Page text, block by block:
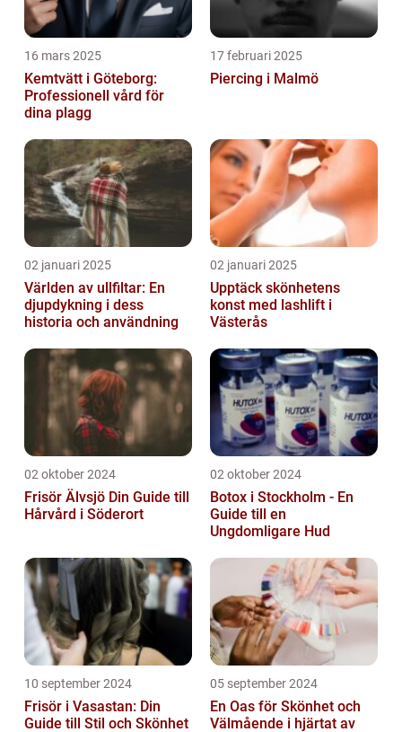
16 mars 2025
Kemtvätt i Göteborg:
Professionell vård för
dina plagg
17 februari 2025
Piercing i Malmö
02 januari 2025
Världen av ullfiltar: En
djupdykning i dess
historia och användning
02 januari 2025
Upptäck skönhetens
konst med lashlift i
Västerås
02 oktober 2024
Frisör Älvsjö Din Guide till
Hårvård i Söderort
02 oktober 2024
Botox i Stockholm - En
Guide till en
Ungdomligare Hud
10 september 2024
Frisör i Vasastan: Din
Guide till Stil och Skönhet
05 september 2024
En Oas för Skönhet och
Välmående i hjärtat av